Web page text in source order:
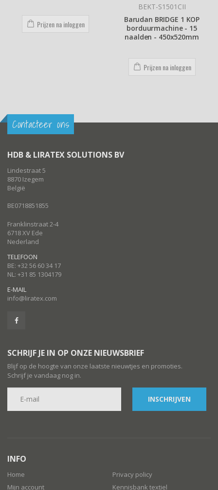
Prijzen na inloggen
BEKT-S1501CII
Barudan BRIDGE 1 KOP
borduurmachine - 15
naalden - 450x520mm
Prijzen na inloggen
Contacteer ons
HDB & LIRATEX SOLUTIONS BV
Lindestraat 5
8870 Izegem
België
BE0718851855
Franklinstraat 2-4
6718 XV Ede
Nederland
TELEFOON
BE: +32 56 60 34 17
NL: +31 85 1304179
E-MAIL
info@liratex.com
SCHRIJF JE IN OP ONZE NIEUWSBRIEF
Blijf op de hoogte van onze laatste nieuwtjes en promoties.
Schrijf je vandaag nog in.
INSCHRIJVEN
INFO
Home
Mijn account
Privacy policy
Kennisbank textiel